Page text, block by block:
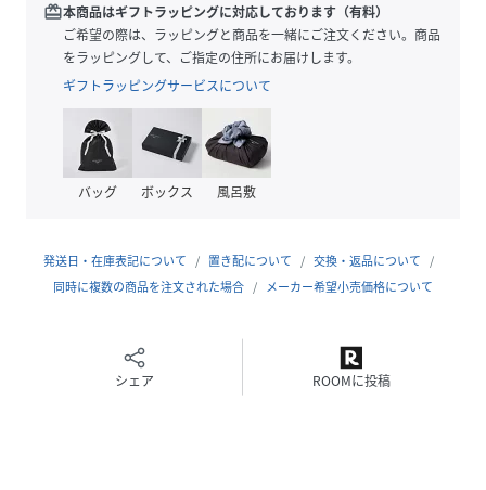
素材 合金
サイズ FREE
SE9350_SZT
(SZT-SR2-AGD-F SE9350
redeem本商品はギフトラッピングに対応しております（有料）
ご希望の際は、ラッピングと商品を一緒にご注文ください。商品
をラッピングして、ご指定の住所にお届けします。
ギフトラッピングサービスについて
バッグ ボックス 風呂敷
発送日・在庫表記について 置き配について
交換・返品について
同時に複数の商品を注文された場合
メーカー希望小売価格について
シェア ROOMに投稿